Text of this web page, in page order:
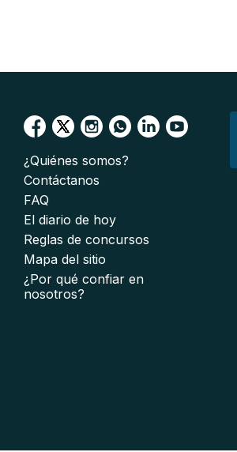
¿Quiénes somos?
Contáctanos
FAQ
El diario de hoy
Reglas de concursos
Mapa del sitio
¿Por qué confiar en
nosotros?